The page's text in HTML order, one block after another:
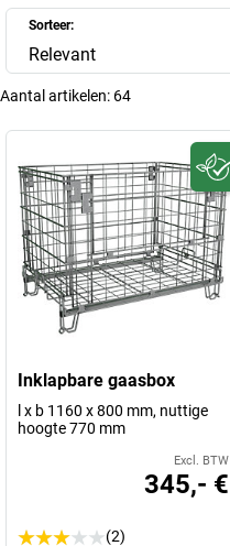
Sorteer:
Relevant
Aantal artikelen: 64
Inklapbare gaasbox
l x b 1160 x 800 mm, nuttige
hoogte 770 mm
Excl. BTW
345,- €
(2)